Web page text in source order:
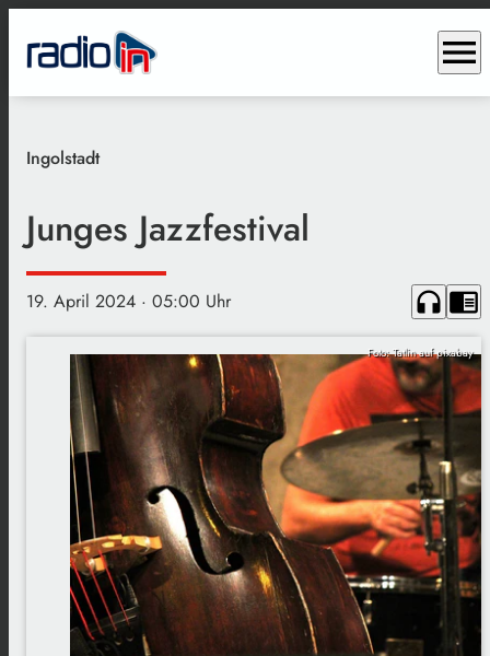
menu
Ingolstadt
Junges Jazzfestival
19. April 2024 · 05:00 Uhr headphones chrome_reader_mode
Foto: Tatlin auf pixabay